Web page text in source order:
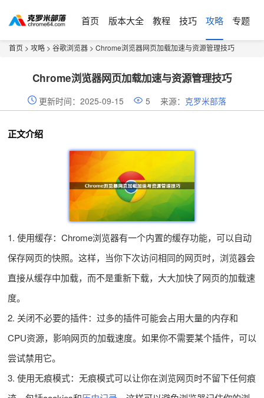
首页 版本大全 教程 技巧 攻略 专题
首页 > 攻略 > 谷歌浏览器 > Chrome浏览器网页加载加速与资源管理技巧
Chrome浏览器网页加载加速与资源管理技巧
更新时间：2025-09-15 5 来源： 克罗米部落
正文介绍
1. 使用缓存：Chrome浏览器有一个内置的缓存功能，可以自动
保存网页的快照。这样，当你下次访问相同的网页时，浏览器会
直接从缓存中加载，而不是重新下载，大大加快了网页的加载速
度。
2. 关闭不必要的插件：过多的插件可能会占用大量的内存和
CPU资源，影响网页的加载速度。如果你不需要某个插件，可以
尝试禁用它。
3. 使用无痕模式：无痕模式可以让你在浏览网页时不留下任何痕